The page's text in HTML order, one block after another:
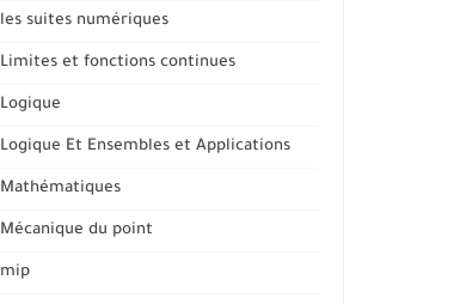
les suites numériques
Limites et fonctions continues
Logique
Logique Et Ensembles et Applications
Mathématiques
Mécanique du point
mip